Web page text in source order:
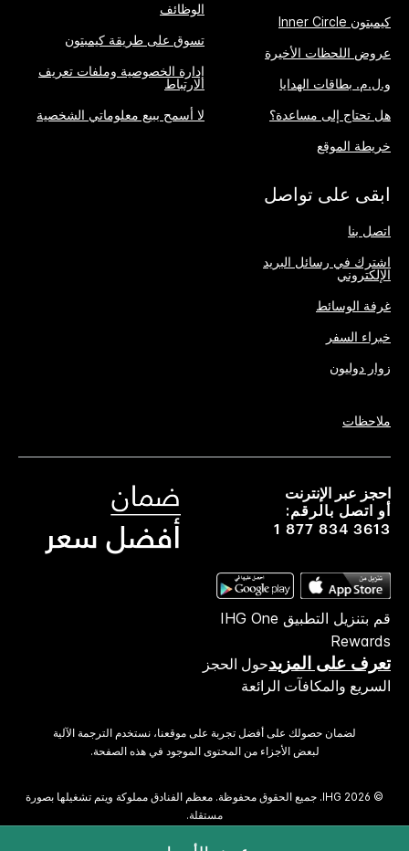
كيمبتون Inner Circle
عروض اللحظات الأخيرة
و.ل.م. بطاقات الهدايا
هل تحتاج إلى مساعدة؟
خريطة الموقع
الوظائف
تسوق على طريقة كيمبتون
إدارة الخصوصية وملفات تعريف
الارتباط
لا أسمح ببيع معلوماتي الشخصية
ابقى على تواصل
اتصل بنا
اشترك في رسائل البريد
الإلكتروني
غرفة الوسائط
خبراء السفر
زوار دوليون
ملاحظات
احجز عبر الإنترنت
أو اتصل بالرقم:
1 877 834 3613
قم بتنزيل التطبيق IHG One
Rewards
تعرف على المزيدحول الحجز
السريع والمكافآت الرائعة
لضمان حصولك على أفضل تجربة على موقعنا، نستخدم الترجمة الآلية
لبعض الأجزاء من المحتوى الموجود في هذه الصفحة.
© 2026 IHG. ‫جميع الحقوق محفوظة.‬ معظم الفنادق مملوكة ويتم تشغيلها بصورة
مستقلة.